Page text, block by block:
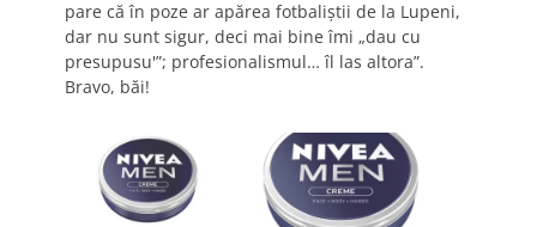
pare că în poze ar apărea fotbaliştii de la Lupeni,
dar nu sunt sigur, deci mai bine îmi „dau cu
presupusu'”; profesionalismul… îl las altora”.
Bravo, băi!